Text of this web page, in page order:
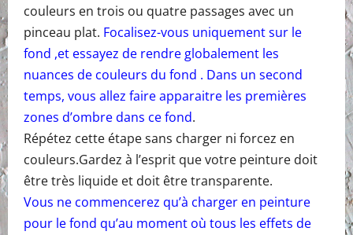
couleurs en trois ou quatre passages avec un
pinceau plat. Focalisez-vous uniquement sur le
fond ,et essayez de rendre globalement les
nuances de couleurs du fond . Dans un second
temps, vous allez faire apparaitre les premières
zones d’ombre dans ce fond.
Répétez cette étape sans charger ni forcez en
couleurs.Gardez à l’esprit que votre peinture doit
être très liquide et doit être transparente.
Vous ne commencerez qu’à charger en peinture
pour le fond qu’au moment où tous les effets de